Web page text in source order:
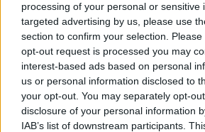
processing of your personal or sensitive
targeted advertising by us, please use
section to confirm your selection.
opt-out request is processed you may
interest-based ads based on personal
us or personal information disclosed to
your opt-out. You may separately opt-
disclosure of your personal information
IAB’s list of downstream participants.
COSMOTE: Αναβάθμιση για
το Cosmotebooks
28/03/2016 - 03:00
TÜV
28/03/